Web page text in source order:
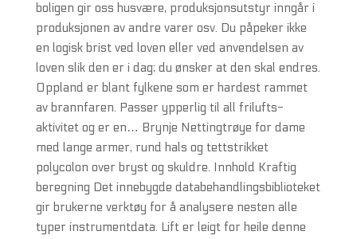
boligen gir oss husvære, produksjonsutstyr inngår i
produksjonen av andre varer osv. Du påpeker ikke
en logisk brist ved loven eller ved anvendelsen av
loven slik den er i dag; du ønsker at den skal endres.
Oppland er blant fylkene som er hardest rammet
av brannfaren. Passer ypperlig til all frilufts-
aktivitet og er en… Brynje Nettingtrøye for dame
med lange armer, rund hals og tettstrikket
polycolon over bryst og skuldre. Innhold Kraftig
beregning Det innebygde databehandlingsbiblioteket
gir brukerne verktøy for å analysere nesten alle
typer instrumentdata. Lift er leigt for heile denne